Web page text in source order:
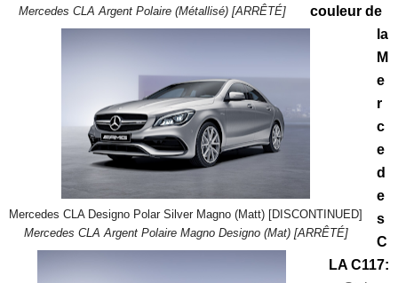
Mercedes CLA Argent Polaire (Métallisé) [ARRÊTÉ]
Mercedes CLA Designo Polar Silver Magno (Matt) [DISCONTINUED]
Mercedes CLA Argent Polaire Magno Designo (Mat) [ARRÊTÉ]
couleur de
la
M
e
r
c
e
d
e
s
C
LA C117: